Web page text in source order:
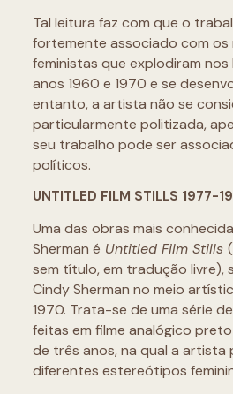
Tal leitura faz com que o
fortemente associado com os
feministas que explodiram
anos 1960 e 1970 e se
entanto, a artista não se
particularmente politizada,
seu trabalho pode ser
políticos.
UNTITLED FILM STILLS 1977-
Uma das obras mais
Sherman é Untitled Film Stills
sem título, em tradução livre),
Cindy Sherman no meio
1970. Trata-se de uma série
feitas em filme analógico
de três anos, na qual a artista
diferentes estereótipos